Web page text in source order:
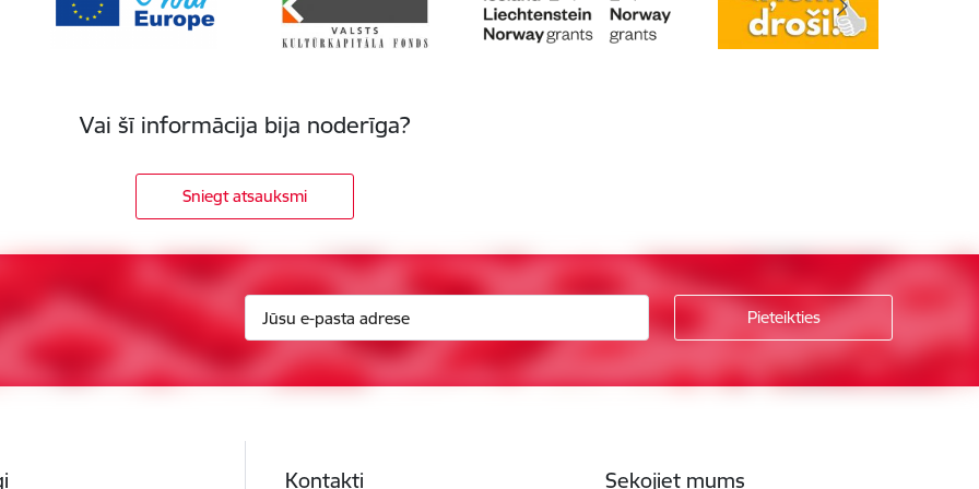
Vai šī informācija bija noderīga?
Sniegt atsauksmi
Kontakti Sekojiet mums